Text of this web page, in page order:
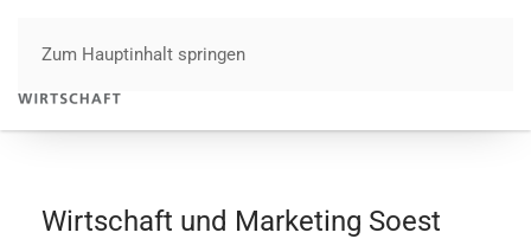
Zum Hauptinhalt springen
Wirtschaft und Marketing Soest